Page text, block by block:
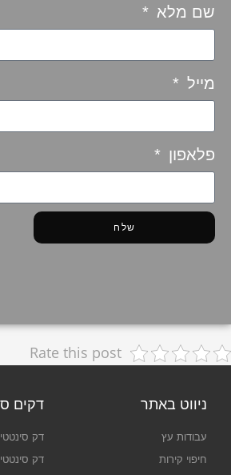
שם מלא
מייל
פלאפון
שלח
Rate this post
ניווט באתר
עבודות עץ
חיפוי קירות
דקים
דק
דק